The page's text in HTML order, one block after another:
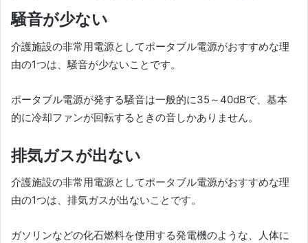
騒音が少ない
介護施設の非常用電源としてポータブル電源がおすすめな理
由の1つは、騒音が少ないことです。
ポータブル電源が発する騒音は一般的に35～40dBで、基本
的に冷却ファンが回転するときの音しかありません。
排気ガスが出ない
介護施設の非常用電源としてポータブル電源がおすすめな理
由の1つは、排気ガスが出ないことです。
ガソリンなどの化石燃料を使用する発電機のような、人体に